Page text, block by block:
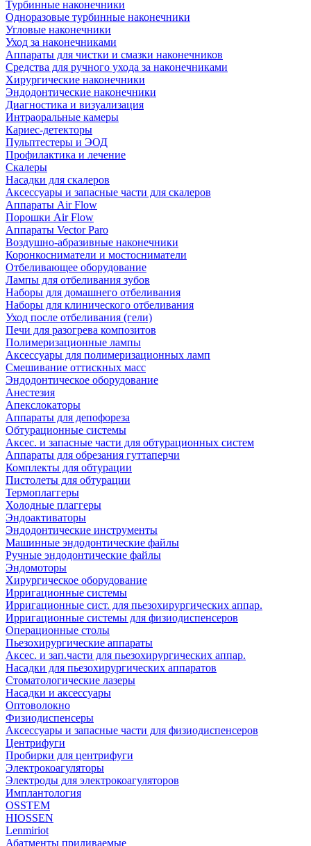
Турбинные наконечники
Одноразовые турбинные наконечники
Угловые наконечники
Уход за наконечниками
Аппараты для чистки и смазки наконечников
Средства для ручного ухода за наконечниками
Хирургические наконечники
Эндодонтические наконечники
Диагностика и визуализация
Интраоральные камеры
Кариес-детекторы
Пульптестеры и ЭОД
Профилактика и лечение
Скалеры
Насадки для скалеров
Аксессуары и запасные части для скалеров
Аппараты Air Flow
Порошки Air Flow
Аппараты Vector Paro
Воздушно-абразивные наконечники
Коронкосниматели и мостосниматели
Отбеливающее оборудование
Лампы для отбеливания зубов
Наборы для домашнего отбеливания
Наборы для клинического отбеливания
Уход после отбеливания (гели)
Печи для разогрева композитов
Полимеризационные лампы
Аксессуары для полимеризационных ламп
Смешивание оттискных масс
Эндодонтическое оборудование
Анестезия
Апекслокаторы
Аппараты для депофореза
Обтурационные системы
Аксес. и запасные части для обтурационных систем
Аппараты для обрезания гуттаперчи
Комплекты для обтурации
Пистолеты для обтурации
Термоплаггеры
Холодные плаггеры
Эндоактиваторы
Эндодонтические инструменты
Машинные эндодонтические файлы
Ручные эндодонтические файлы
Эндомоторы
Хирургическое оборудование
Ирригационные системы
Ирригационные сист. для пьезохирургических аппар.
Ирригационные системы для физиодиспенсеров
Операционные столы
Пьезохирургические аппараты
Аксес. и зап.части для пьезохирургических аппар.
Насадки для пьезохирургических аппаратов
Стоматологические лазеры
Насадки и аксессуары
Оптоволокно
Физиодиспенсеры
Аксессуары и запасные части для физиодиспенсеров
Центрифуги
Пробирки для центрифуги
Электрокоагуляторы
Электроды для электрокоагуляторов
Имплантология
OSSTEM
HIOSSEN
Lenmiriot
Абатменты приливаемые